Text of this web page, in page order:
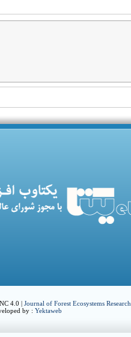
4.0 | Journal of Forest Ecosystems Research
by : Yektaweb